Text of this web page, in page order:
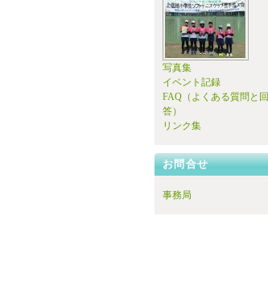
写真集
イベント記録
FAQ（よくある質問と回
答）
リンク集
お問合せ
事務局